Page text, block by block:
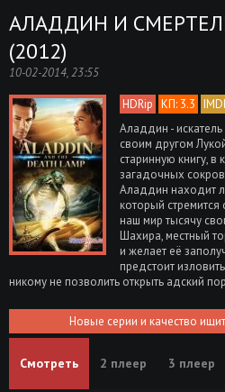
АЛАДДИН И
(2012)
10-02-2014, 23:55
HDRip КП: 3.3
Аладдин -
своим другом
старинную книгу, в
загадочных
Аладдин находит
который стремится
наш мир тысячу
Шахира, местный
и желает её
предстоит
никому не позволить открыть адский
Новые серии и качество
Смотреть 2 плеер 3 плеер